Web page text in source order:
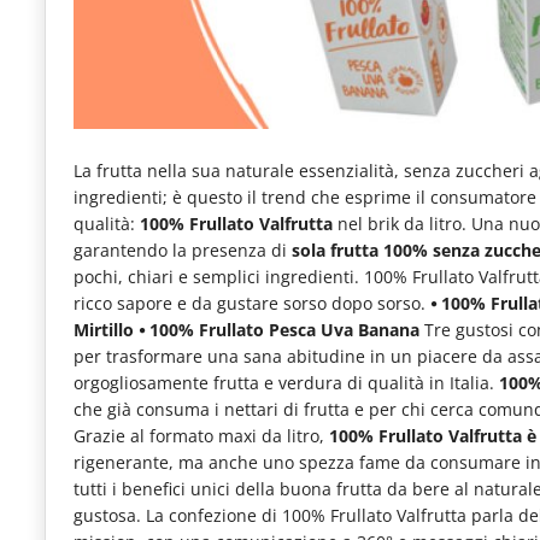
sul
mondo
dell'alimentazione,
dei
consumi
fuoricasa,
del
Food
Service
e
tutte
La frutta nella sua naturale essenzialità, senza
ingredienti; è questo il trend che esprime il
qualità: 100% Frullato Valfrutta nel brik da litro. Una
garantendo la presenza di sola frutta 100% senza
pochi, chiari e semplici ingredienti. 100% Frullato
ricco sapore e da gustare sorso dopo sorso. ⦁ 100%
Mirtillo ⦁ 100% Frullato Pesca Uva Banana Tre gustosi
per trasformare una sana abitudine in un piacere da
orgogliosamente frutta e verdura di qualità in Italia.
che già consuma i nettari di frutta e per chi cerca
Grazie al formato maxi da litro, 100% Frullato Valfrutta
rigenerante, ma anche uno spezza fame da consumare
tutti i benefici unici della buona frutta da bere al
gustosa. La confezione di 100% Frullato Valfrutta parla